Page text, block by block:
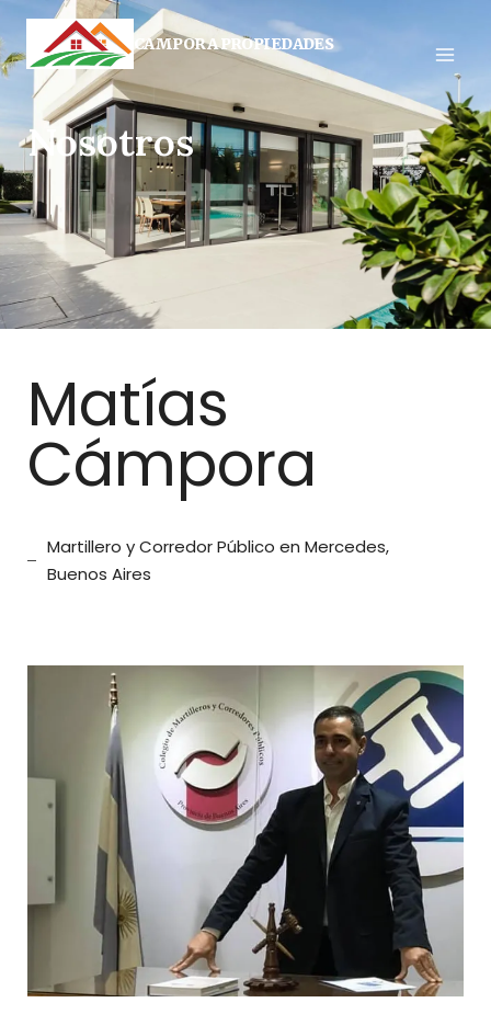
CAMPORA PROPIEDADES
Nosotros
Matías
Cámpora
Martillero y Corredor Público en Mercedes,
Buenos Aires